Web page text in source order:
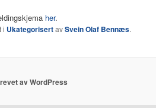
her.
i UkategorisertavSvein Olaf Bennæs.
av WordPress